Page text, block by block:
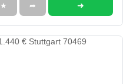
★ ➦ ➜